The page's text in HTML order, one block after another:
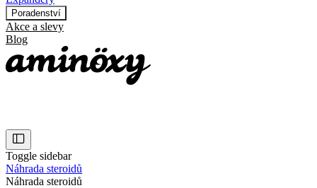
Poradenství
Akce a slevy
Blog
Toggle sidebar
Náhrada steroidů
Náhrada steroidů